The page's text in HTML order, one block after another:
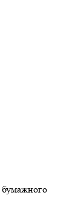
бумажного